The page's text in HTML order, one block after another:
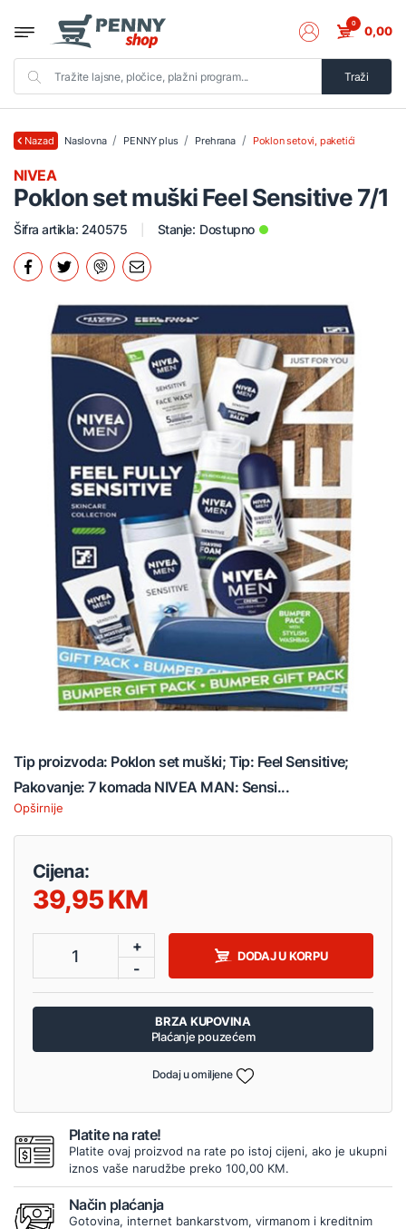
Traži
0 0,00
Nazad Naslovna PENNY plus Prehrana Poklon setovi, paketići
Poklon set muški Feel Sensitive 7/1
NIVEA
Šifra artikla: 240575 Stanje: Dostupno
Tip proizvoda: Poklon set muški; Tip: Feel Sensitive;
Pakovanje: 7 komada NIVEA MAN: Sensi...
Opširnije
Cijena:
39,95
1
+
-
DODAJ U KORPU
BRZA KUPOVINA
Plaćanje pouzećem
Dodaj u omiljene
Platite na rate!
Platite ovaj proizvod na rate po istoj cijeni, ako je ukupni
iznos vaše narudžbe preko 100,00 KM.
Način plaćanja
Gotovina, internet bankarstvom, virmanom i kreditnim